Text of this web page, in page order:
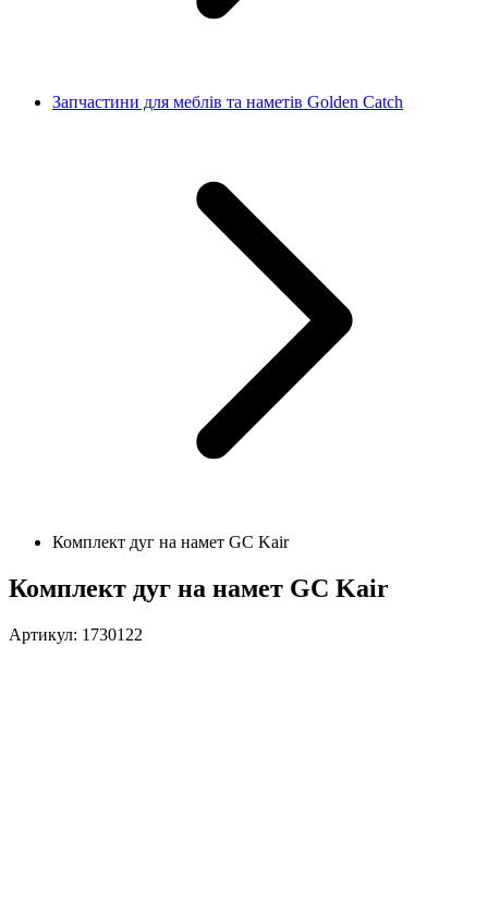
Запчастини для меблів та наметів Golden Catch
Комплект дуг на намет GC Kair
Комплект дуг на намет GC Kair
Артикул: 1730122